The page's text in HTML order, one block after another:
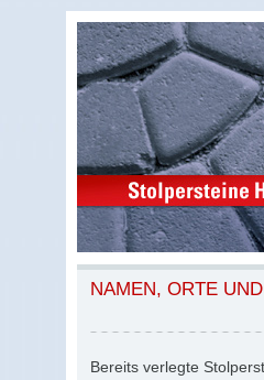
NAMEN, ORTE
Bereits verlegte